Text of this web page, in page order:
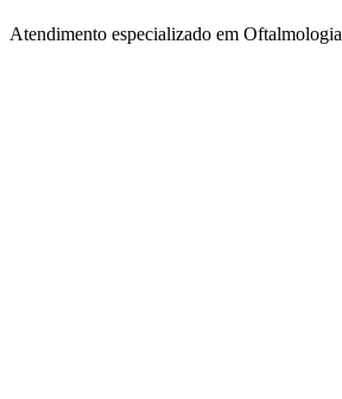
Atendimento especializado em Oftalmologia